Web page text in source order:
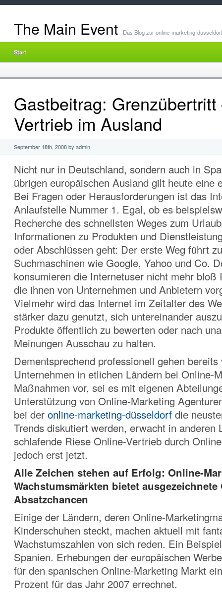
The Main Event Das Blog zur online-marketing-düsseldorf
Start
Gastbeitrag:
Vertrieb im Ausland
September 18th, 2008 by admin
Nicht nur in Deutschland, sondern auch in
übrigen europäischen Ausland gilt heute eine
Bei Fragen oder Herausforderungen ist das
Anlaufstelle Nummer 1. Egal, ob es
Recherche des schnellsten Weges zum
Informationen zu Produkten und
oder Abschlüssen geht: Der erste Weg führt
Suchmaschinen wie Google, Yahoo und Co.
konsumieren die Internetuser nicht mehr bloß
die ihnen von Unternehmen und Anbietern
Vielmehr wird das Internet im Zeitalter des
stärker dazu genutzt, sich untereinander
Produkte öffentlich zu bewerten oder nach
Meinungen Ausschau zu halten.
Dementsprechend professionell gehen bereits
Unternehmen in etlichen Ländern bei Online-
Maßnahmen vor, sei es mit eigenen
Unterstützung von Online-Marketing
bei der online-marketing-düsseldorf die
Trends diskutiert werden, erwacht in anderen
schlafende Riese Online-Vertrieb durch
jedoch erst jetzt.
Alle Zeichen stehen auf Erfolg: Online-
Wachstumsmärkten bietet ausgezeichnete
Absatzchancen
Einige der Ländern, deren Online-
Kinderschuhen steckt, machen aktuell mit
Wachstumszahlen von sich reden. Ein
Spanien. Erhebungen der europäischen
für den spanischen Online-Marketing Markt
Prozent für das Jahr 2007 errechnet.